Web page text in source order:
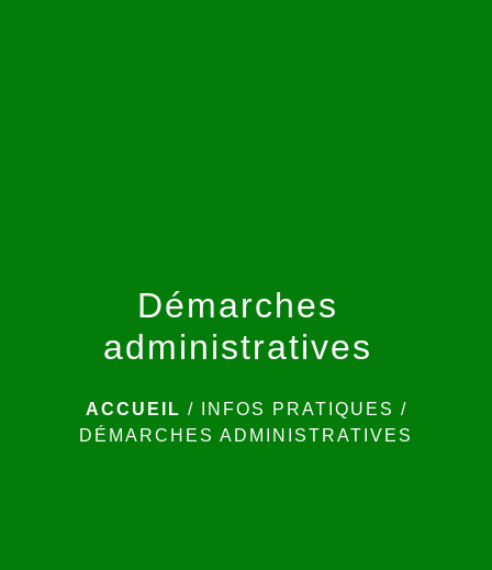
Démarches
administratives
ACCUEIL / INFOS PRATIQUES /
DÉMARCHES ADMINISTRATIVES